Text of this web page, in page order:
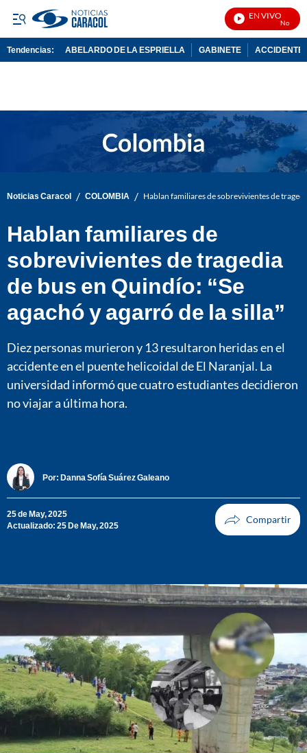
EN VIVO
Noticias
Tendencias: ABELARDO DE LA ESPRIELLA GABINETE ACCIDENTE
Noticias Caracol / COLOMBIA / Hablan familiares de sobrevivientes de
Hablan familiares de
sobrevivientes de tragedia
de bus en Quindío: “Se
agachó y agarró de la silla”
Diez personas murieron y 13 resultaron heridas en el
accidente en el puente helicoidal de El Naranjal. La
universidad informó que cuatro estudiantes decidieron
no viajar a última hora.
Por: Danna Sofía Suárez Galeano
25 de May, 2025
Actualizado: 25 De May, 2025